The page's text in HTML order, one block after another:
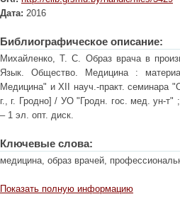
Дата: 2016
Библиографическое описание:
Михайленко, Т. С. Образ врача в
Язык. Общество. Медицина :
Медицина" и XII науч.-практ. семинара
г., г. Гродно] / УО "Гродн. гос. мед. ун-
– 1 эл. опт. диск.
Ключевые слова:
медицина, образ врачей,
Показать полную информацию